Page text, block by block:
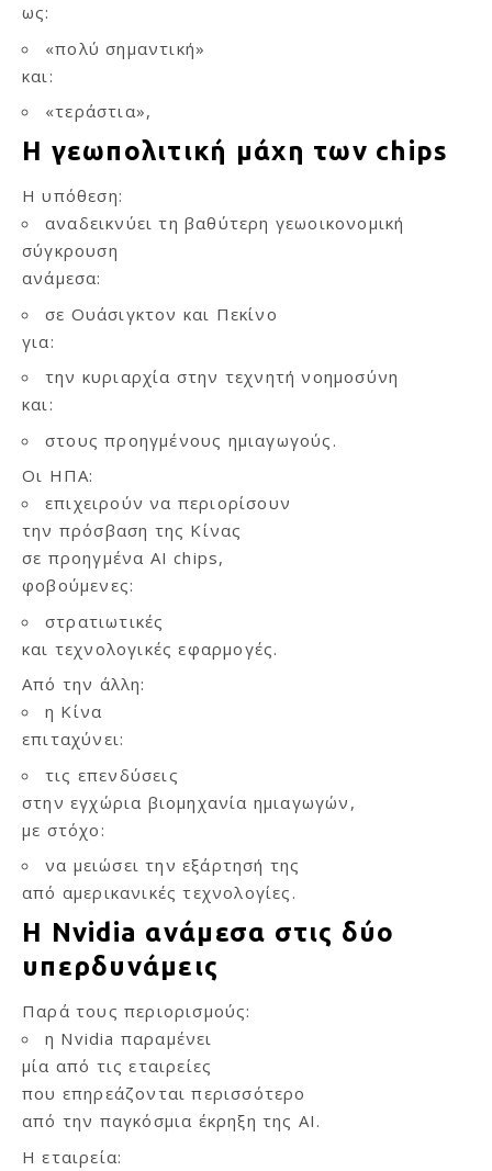
ως:
«πολύ σημαντική»
και:
«τεράστια»,
Η γεωπολιτική μάχη των chips
Η υπόθεση:
αναδεικνύει τη βαθύτερη γεωοικονομική
σύγκρουση
ανάμεσα:
σε Ουάσιγκτον και Πεκίνο
για:
την κυριαρχία στην τεχνητή νοημοσύνη
και:
στους προηγμένους ημιαγωγούς.
Οι ΗΠΑ:
επιχειρούν να περιορίσουν
την πρόσβαση της Κίνας
σε προηγμένα AI chips,
φοβούμενες:
στρατιωτικές
και τεχνολογικές εφαρμογές.
Από την άλλη:
η Κίνα
επιταχύνει:
τις επενδύσεις
στην εγχώρια βιομηχανία ημιαγωγών,
με στόχο:
να μειώσει την εξάρτησή της
από αμερικανικές τεχνολογίες.
Η Nvidia ανάμεσα στις δύο
υπερδυνάμεις
Παρά τους περιορισμούς:
η Nvidia παραμένει
μία από τις εταιρείες
που επηρεάζονται περισσότερο
από την παγκόσμια έκρηξη της AI.
Η εταιρεία: